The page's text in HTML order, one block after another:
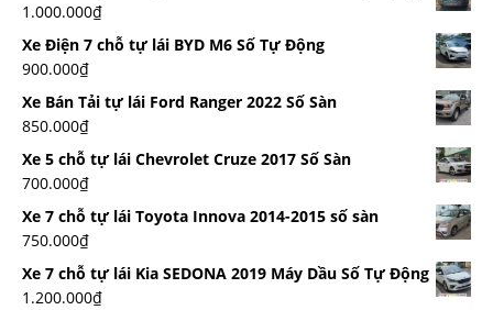
1.000.000₫
Xe Điện 7 chỗ tự lái BYD M6 Số Tự Động
900.000₫
Xe Bán Tải tự lái Ford Ranger 2022 Số Sàn
850.000₫
Xe 5 chỗ tự lái Chevrolet Cruze 2017 Số Sàn
700.000₫
Xe 7 chỗ tự lái Toyota Innova 2014-2015 số sàn
750.000₫
Xe 7 chỗ tự lái Kia SEDONA 2019 Máy Dầu Số Tự Động
1.200.000₫